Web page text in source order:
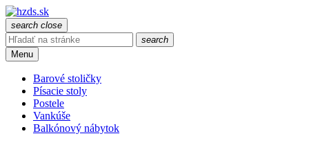
search close
search
Menu
Barové stoličky
Písacie stoly
Postele
Vankúše
Balkónový nábytok